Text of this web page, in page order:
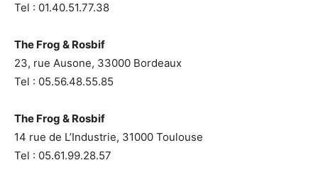
Tel : 01.40.51.77.38
The Frog & Rosbif
23, rue Ausone, 33000 Bordeaux
Tel : 05.56.48.55.85
The Frog & Rosbif
14 rue de L’Industrie, 31000 Toulouse
Tel : 05.61.99.28.57